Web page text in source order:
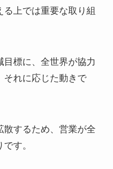
上では重要な取り組
標に、全世界が協力
それに応じた動きで
するため、営業が全
す。